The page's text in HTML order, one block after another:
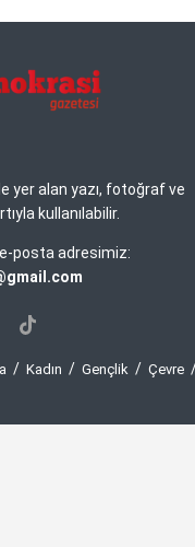
yer alan yazı, fotoğraf ve
kullanılabilir.
posta adresimiz:
Kadın Gençlik
Çevre